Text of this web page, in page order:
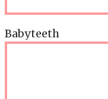
Babyteeth